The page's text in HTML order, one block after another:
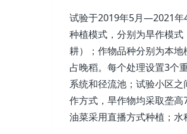
试验于2019年5月—2021
种植模式，分别为旱作模
耕）；作物品种分别为本
占晚稻。每个处理设置3个
系统和径流池；试验小区
作方式，旱作物均采取垄
油菜采用直播方式种植；水